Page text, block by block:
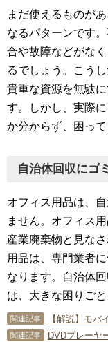
まだ使えるものが
なるパターンです
合や故障などがな
るでしょう。こう
貴重な資源を無駄
す。しかし、実際
か分からず、困って
自治体回収にゴ
オフィス用品は、
ません。オフィス
産業廃棄物と見な
用品は、専門業者
なります。自治体
は、大きな困りご
関連記事
関連記事